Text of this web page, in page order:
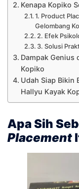
Kenapa Kopiko
1. Product
Gelombang
2. Efek
3. Solusi
Dampak Genius
Kopiko
Udah Siap Bikin
Hallyu Kayak
Apa Sih
Placement